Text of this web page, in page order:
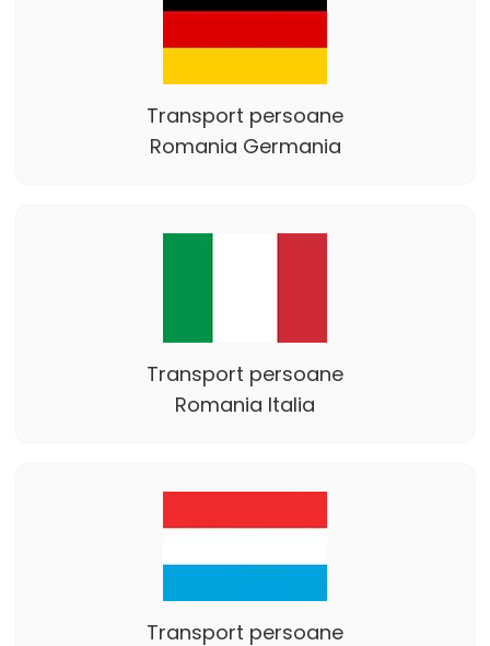
Transport persoane
Romania Germania
Transport persoane
Romania Italia
Transport persoane